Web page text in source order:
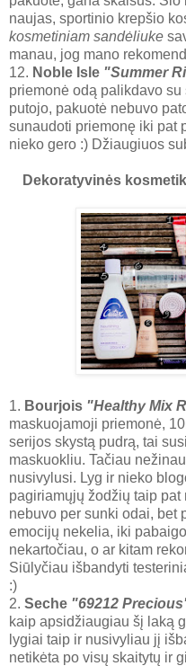
naujas, sportinio krepšio
kosmetiniam sandėliuke
manau, jog mano
12. Noble Isle "Summer
priemonė odą palikdavo
putojo, pakuotė nebuvo
sunaudoti priemonę iki pat
nieko gero :) Džiaugiuos
Dekoratyvinės
1. Bourjois "Healthy Mix
maskuojamoji priemonė,
serijos skystą pudrą, tai
maskuokliu. Tačiau
nusivylusi. Lyg ir nieko
pagiriamųjų žodžių taip pat
nebuvo per sunki odai, bet
emocijų nekelia, iki
nekartočiau, o ar kitam
Siūlyčiau išbandyti
:)
2. Seche "69212
kaip apsidžiaugiau šį laką
lygiai taip ir nusivyliau jį
netikėta po visų skaitytų ir